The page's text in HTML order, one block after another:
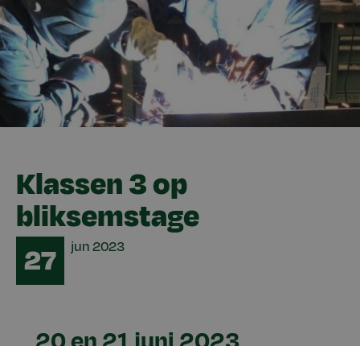
Klassen 3 op
bliksemstage
27 jun2023